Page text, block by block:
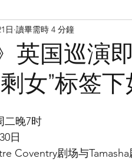
国快乐肥宅指南 Cola
Feature 华人人物
白金汉大学中国校友会
英国巡演
女”标签
日 讀畢需時 4 分鐘
二晚7时
日
Coventry剧场与